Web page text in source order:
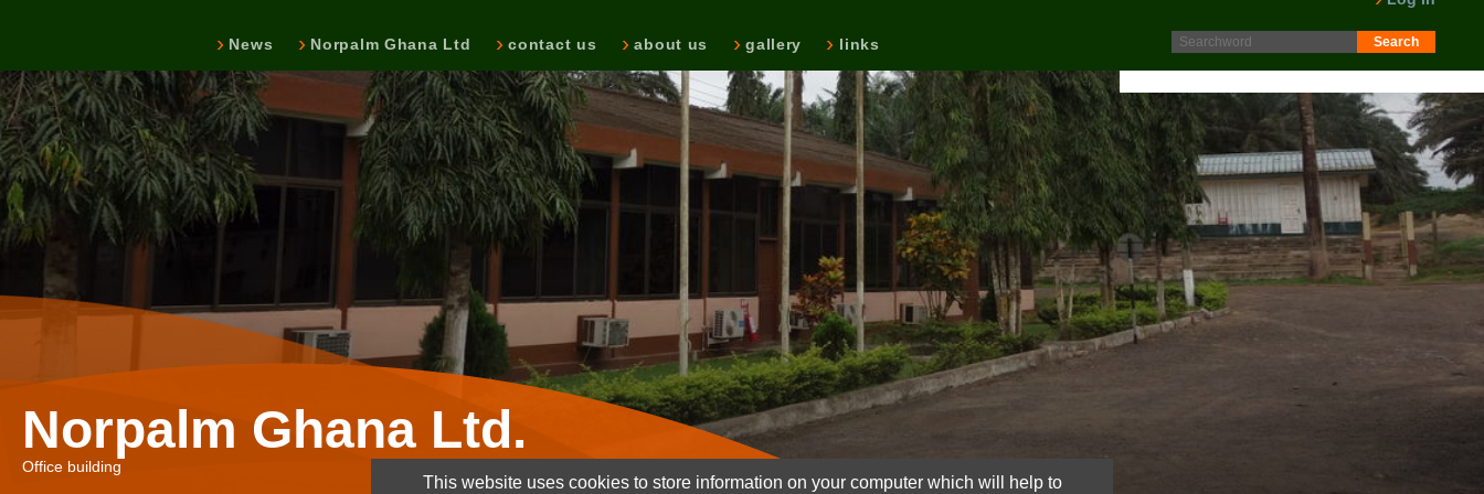
News Norpalm Ghana Ltd contact us about us gallery links
Protokoll fra generalforsamling 2025 er nå lagt ut på
on the Intranet. Please log in.
Norpalm Ghana Ltd.
Office building
This website uses cookies to store information on your computer which will help to